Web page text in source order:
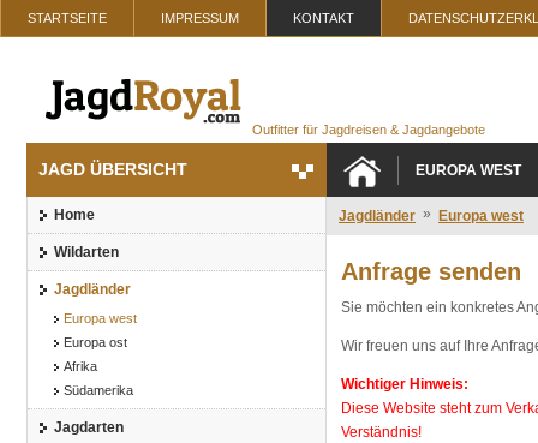
STARTSEITE IMPRESSUM KONTAKT
Outfitter für Jagdreisen & Jagdangebote
JAGD ÜBERSICHT
Home
Wildarten
Jagdländer
Europa west
Europa ost
Afrika
Südamerika
Jagdarten
EUROPA WEST
Jagdländer » Europa west
Anfrage senden
Sie möchten ein konkretes
Wir freuen uns auf Ihre
Wichtiger Hinweis:
Diese Website steht zum
Verständnis!